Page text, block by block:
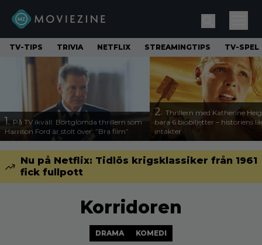
TV-TIPS TRIVIA NETFLIX STREAMINGTIPS TV-SPEL
1. På TV ikväll: Bortglömda thrillern som
Harrison Ford är stolt över: ”Bra film”
2. Thrillern med Katherine
bara 6 biobiljetter – historiens
intäkter
Nu på Netflix: Tidlös krigsklassiker från 1961
fick fullpott
Korridoren
DRAMA KOMEDI